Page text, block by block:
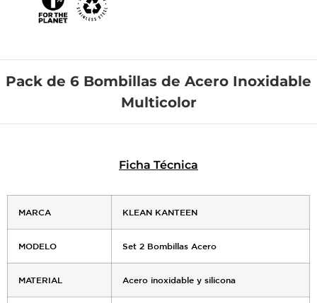
Pack de 6 Bombillas de Acero Inoxidable
Multicolor
Ficha Técnica
MARCA KLEAN KANTEEN
MODELO Set 2 Bombillas Acero
MATERIAL Acero inoxidable y silicona